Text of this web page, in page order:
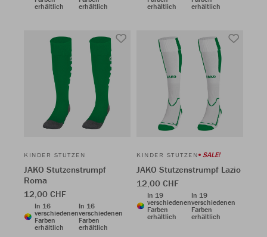
erhältlich
erhältlich
erhältlich
erhältlich
KINDER STUTZEN
JAKO Stutzenstrumpf
Roma
12,00 CHF
In 16
verschiedenen
Farben
erhältlich
In 16
verschiedenen
Farben
erhältlich
KINDER STUTZEN SALE!
JAKO Stutzenstrumpf Lazio
12,00 CHF
In 19
verschiedenen
Farben
erhältlich
In 19
verschiedenen
Farben
erhältlich